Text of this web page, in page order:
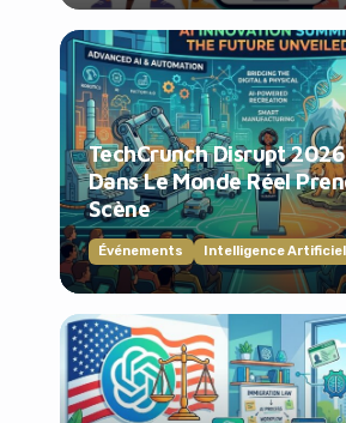
TechCrunch Disrupt 2026
Dans Le Monde Réel
Scène
Événements Intelligence